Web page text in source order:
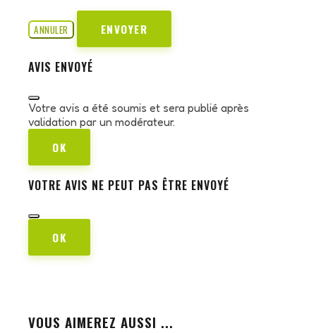
ANNULER ENVOYER
AVIS ENVOYÉ
Votre avis a été soumis et sera publié après
validation par un modérateur.
OK
VOTRE AVIS NE PEUT PAS ÊTRE ENVOYÉ
OK
VOUS AIMEREZ AUSSI ...